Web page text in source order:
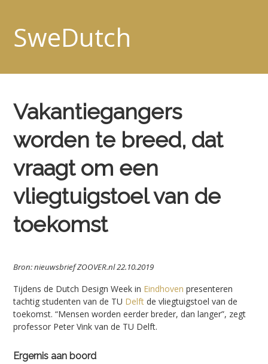
SweDutch
Vakantiegangers
worden te breed, dat
vraagt om een
vliegtuigstoel van de
toekomst
Bron: nieuwsbrief ZOOVER.nl 22.10.2019
Tijdens de Dutch Design Week in Eindhoven presenteren
tachtig studenten van de TU Delft de vliegtuigstoel van de
toekomst. “Mensen worden eerder breder, dan langer”, zegt
professor Peter Vink van de TU Delft.
Ergernis aan boord